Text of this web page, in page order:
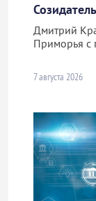
Дмитрий
Приморья с
7 августа 2026